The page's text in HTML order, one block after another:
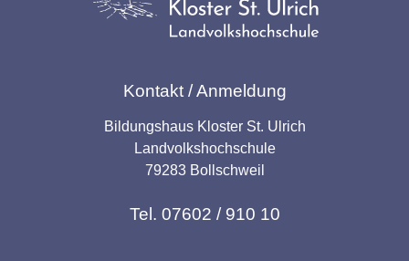
Kontakt / Anmeldung
Bildungshaus Kloster St. Ulrich
Landvolkshochschule
79283 Bollschweil
Tel. 07602 / 910 10